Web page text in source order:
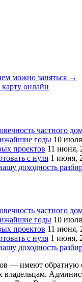
можно заняться →
онлайн
частного
годы 10
проектов 11 июня,
с нуля 1 июня,
доходность
частного
годы 10
проектов 11 июня,
с нуля 1 июня,
доходность
— имеют обратную